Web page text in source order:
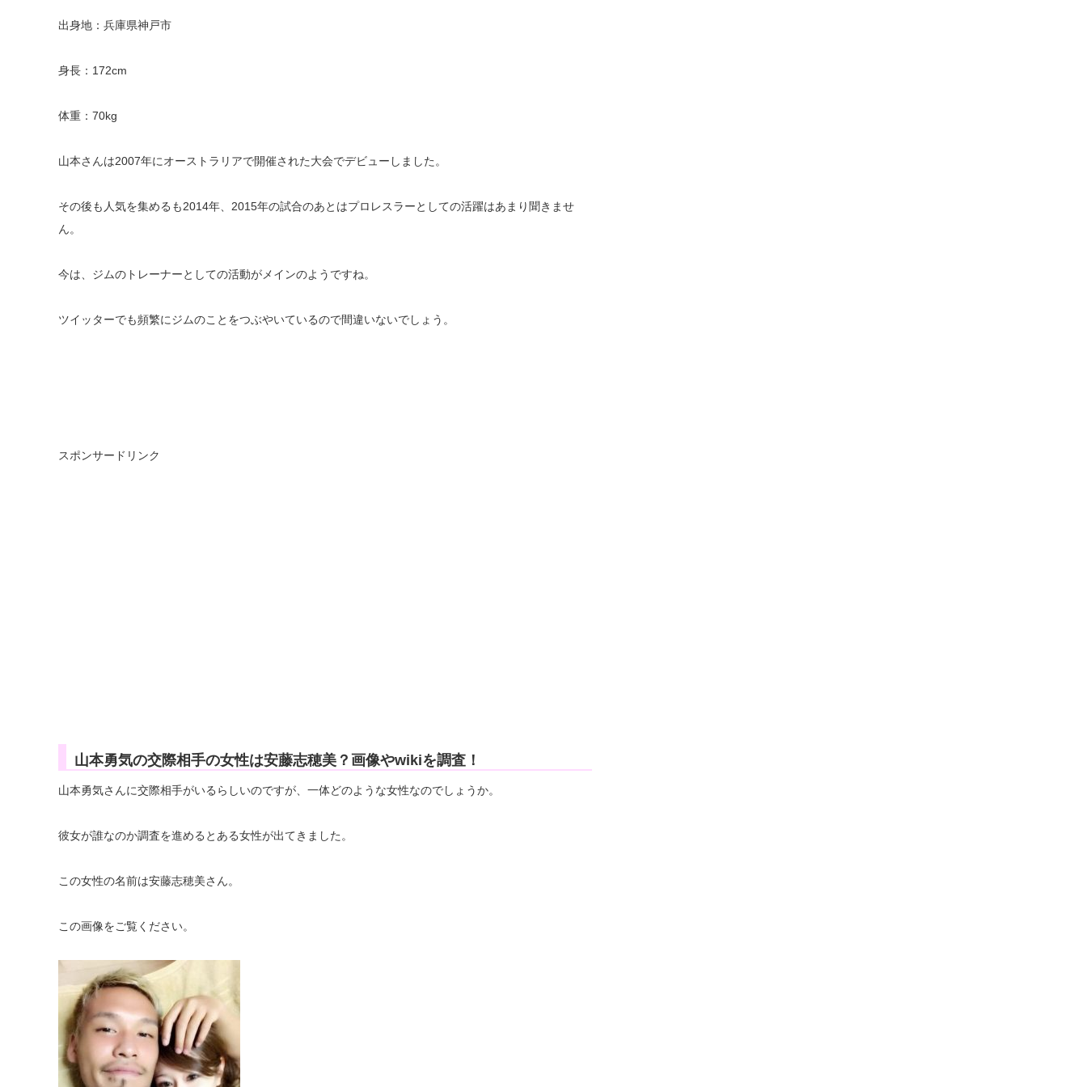
出身地：兵庫県神戸市
身長：172cm
体重：70kg
山本さんは2007年にオーストラリアで開催された大会でデビューしました。
その後も人気を集めるも2014年、2015年の試合のあとはプロレスラーとしての活躍はあまり聞きませ
ん。
今は、ジムのトレーナーとしての活動がメインのようですね。
ツイッターでも頻繁にジムのことをつぶやいているので間違いないでしょう。
スポンサードリンク
山本勇気の交際相手の女性は安藤志穂美？画像やwikiを調査！
山本勇気さんに交際相手がいるらしいのですが、一体どのような女性なのでしょうか。
彼女が誰なのか調査を進めるとある女性が出てきました。
この女性の名前は安藤志穂美さん。
この画像をご覧ください。